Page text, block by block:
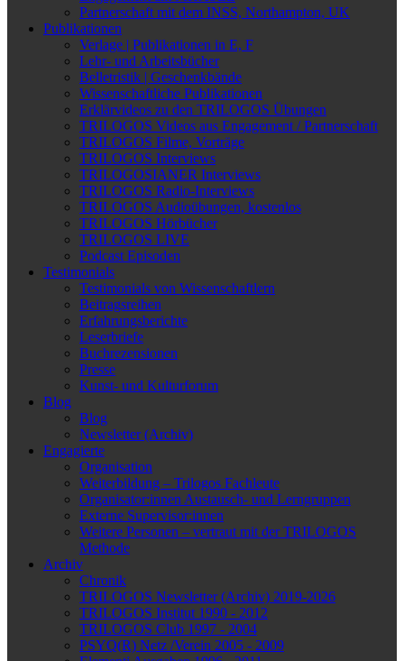
Partnerschaft mit dem INSS, Northampton, UK
Publikationen
Verlage | Publikationen in E, F
Lehr- und Arbeitsbücher
Belletristik | Geschenkbände
Wissenschaftliche Publikationen
Erklärvideos zu den TRILOGOS Übungen
TRILOGOS Videos aus Engagement / Partnerschaft
TRILOGOS Filme, Vorträge
TRILOGOS Interviews
TRILOGOSIANER Interviews
TRILOGOS Radio-Interviews
TRILOGOS Audioübungen, kostenlos
TRILOGOS Hörbücher
TRILOGOS LIVE
Podcast Episoden
Testimonials
Testimonials von Wissenschaftlern
Beitragsreihen
Erfahrungsberichte
Leserbriefe
Buchrezensionen
Presse
Kunst- und Kulturforum
Blog
Blog
Newsletter (Archiv)
Engagierte
Organisation
Weiterbildung – Trilogos Fachleute
Organisator:innen Austausch- und Lerngruppen
Externe Supervisor:innen
Weitere Personen – vertraut mit der TRILOGOS
Methode
Archiv
Chronik
TRILOGOS Newsletter (Archiv) 2019-2026
TRILOGOS Institut 1990 - 2012
TRILOGOS Club 1997 - 2004
PSYQ(R) Netz /Verein 2005 - 2009